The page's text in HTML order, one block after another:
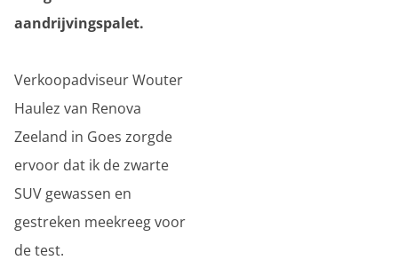
aandrijvingspalet.
Verkoopadviseur Wouter
Haulez van Renova
Zeeland in Goes zorgde
ervoor dat ik de zwarte
SUV gewassen en
gestreken meekreeg voor
de test.